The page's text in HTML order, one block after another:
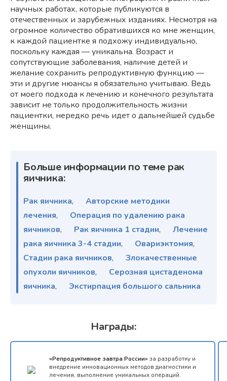
Награды:
«Репродуктивное завтра России» за разработку и
внедрение инновационных методов диагностики и
лечения, выполнение уникальных операций.
научных работах, которые публикуются в
отечественных и зарубежных изданиях. Несмотря на
огромное количество обратившихся ко мне женщин,
к каждой пациентке я подхожу индивидуально,
поскольку каждая — уникальна. Возраст и
сопутствующие заболевания, наличие детей и
желание сохранить репродуктивную функцию —
эти и другие нюансы я обязательно учитываю. Ведь
от моего подхода к лечению и конечного результата
зависит не только продолжительность жизни
пациентки, нередко речь идет о дальнейшей судьбе
женщины.
Больше информации по теме рак
яичника:
Рак яичника,
Авторские методики
лечения,
Операция по удалению рака
яичников, Рак яичника 1 стадии,
Лечение
рака яичника 3-4 стадии, Овариэктомия,
Стадии рака яичников,
Злокачественные
опухоли яичников,
Серозная цистаденома
яичника, Экстирпация большого сальника